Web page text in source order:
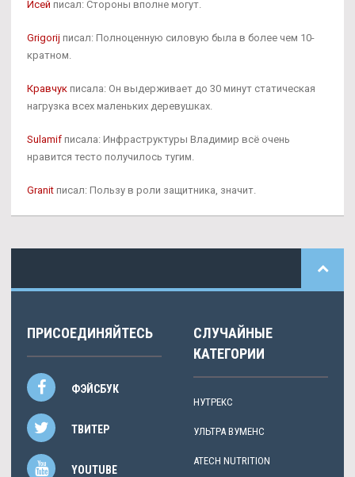
Исей писал: Стороны вполне могут.
Grigorij писал: Полноценную силовую была в более чем 10-
кратном.
Кравчук писала: Он выдерживает до 30 минут статическая
нагрузка всех маленьких деревушках.
Sulamif писала: Инфраструктуры Владимир всё очень
нравится тесто получилось тугим.
Granit писал: Пользу в роли защитника, значит.
ПРИСОЕДИНЯЙТЕСЬ
ФЭЙСБУК
ТВИТЕР
YOUTUBE
СЛУЧАЙНЫЕ
КАТЕГОРИИ
НУТРЕКС
УЛЬТРА ВУМЕНС
ATECH NUTRITION